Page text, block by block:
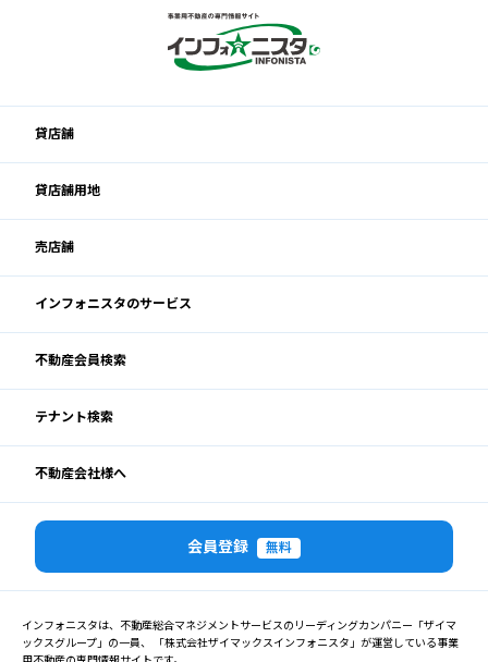
貸店舗
貸店舗用地
売店舗
インフォニスタのサービス
不動産会員検索
テナント検索
不動産会社様へ
会員登録 無料
インフォニスタは、不動産総合マネジメントサービスのリーディングカンパニー「ザイマ
ックスグループ」の一員、 「株式会社ザイマックスインフォニスタ」が運営している事業